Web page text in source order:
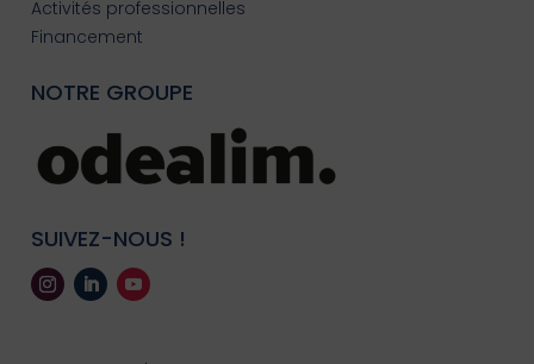
Activités professionnelles
Financement
NOTRE GROUPE
SUIVEZ-NOUS !